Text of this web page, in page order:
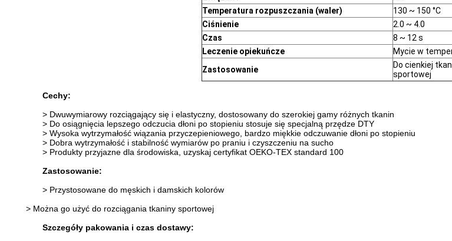
Temperatura rozpuszczania (waler)
130 ~ 150 °C
Ciśnienie
2.0 ~ 4.0
Czas
8 ~ 12 s
Leczenie opiekuńcze
Mycie w
Zastosowanie
Do cienkiej
sportowej
Cechy:
> Dwuwymiarowy rozciągający się i elastyczny, dostosowany do szerokiej gamy różnych tkanin
> Do osiągnięcia lepszego odczucia dłoni po stopieniu stosuje się specjalną przędze DTY
> Wysoka wytrzymałość wiązania przyczepieniowego, bardzo miękkie odczuwanie dłoni po stopieniu
> Dobra wytrzymałość i stabilność wymiarów po praniu i czyszczeniu na sucho
> Produkty przyjazne dla środowiska, uzyskaj certyfikat OEKO-TEX standard 100
Zastosowanie:
> Przystosowane do męskich i damskich kolorów
> Można go użyć do rozciągania tkaniny sportowej
Szczegóły pakowania i czas dostawy: